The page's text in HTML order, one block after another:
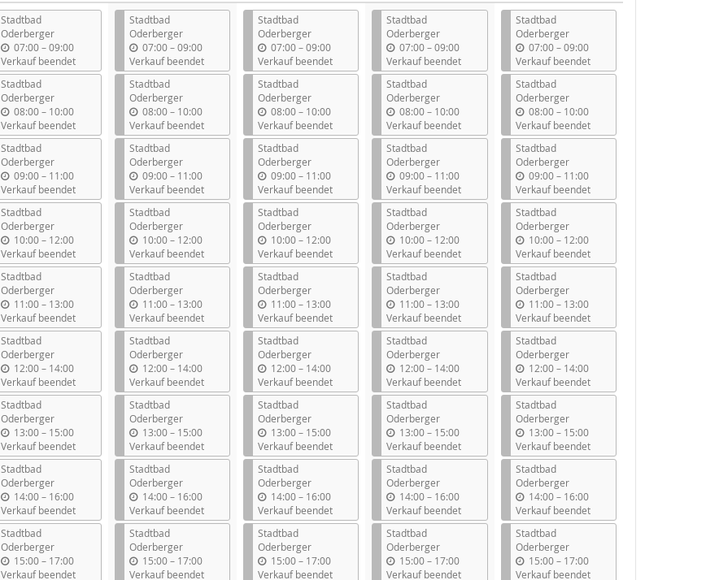
Stadtbad
Oderberger
07:00 –b
i
s
09:00
Verkauf beendet
Stadtbad
Oderberger
08:00 –b
i
s
10:00
Verkauf beendet
Stadtbad
Oderberger
09:00 –b
i
s
11:00
Verkauf beendet
Stadtbad
Oderberger
10:00 –b
i
s
12:00
Verkauf beendet
Stadtbad
Oderberger
11:00 –b
i
s
13:00
Verkauf beendet
Stadtbad
Oderberger
12:00 –b
i
s
14:00
Verkauf beendet
Stadtbad
Oderberger
13:00 –b
i
s
15:00
Verkauf beendet
Stadtbad
Oderberger
14:00 –b
i
s
16:00
Verkauf beendet
Stadtbad
Oderberger
15:00 –b
i
17:00
Verkauf beendet
Stadtbad
Oderberger
07:00–b
i
s
09:00
Verkauf beendet
Stadtbad
Oderberger
08:00–b
i
s
10:00
Verkauf beendet
Stadtbad
Oderberger
09:00–b
i
s
11:00
Verkauf beendet
Stadtbad
Oderberger
10:00–b
i
s
12:00
Verkauf beendet
Stadtbad
Oderberger
11:00–b
i
s
13:00
Verkauf beendet
Stadtbad
Oderberger
12:00–b
i
s
14:00
Verkauf beendet
Stadtbad
Oderberger
13:00–b
i
s
15:00
Verkauf beendet
Stadtbad
Oderberger
14:00–b
i
s
16:00
Verkauf beendet
Stadtbad
Oderberger
15:00–b
i
17:00
Verkauf beendet
Stadtbad
Oderberger
07:00–b
i
s
09:00
Verkauf beendet
Stadtbad
Oderberger
08:00–b
i
s
10:00
Verkauf beendet
Stadtbad
Oderberger
09:00–b
i
s
11:00
Verkauf beendet
Stadtbad
Oderberger
10:00–b
i
s
12:00
Verkauf beendet
Stadtbad
Oderberger
11:00–b
i
s
13:00
Verkauf beendet
Stadtbad
Oderberger
12:00–b
i
s
14:00
Verkauf beendet
Stadtbad
Oderberger
13:00–b
i
s
15:00
Verkauf beendet
Stadtbad
Oderberger
14:00–b
i
s
16:00
Verkauf beendet
Stadtbad
Oderberger
15:00–b
i
17:00
Verkauf beendet
Stadtbad
Oderberger
07:00 –b
i
s
09:00
Verkauf beendet
Stadtbad
Oderberger
08:00 –b
i
s
10:00
Verkauf beendet
Stadtbad
Oderberger
09:00 –b
i
s
11:00
Verkauf beendet
Stadtbad
Oderberger
10:00 –b
i
s
12:00
Verkauf beendet
Stadtbad
Oderberger
11:00 –b
i
s
13:00
Verkauf beendet
Stadtbad
Oderberger
12:00 –b
i
s
14:00
Verkauf beendet
Stadtbad
Oderberger
13:00 –b
i
s
15:00
Verkauf beendet
Stadtbad
Oderberger
14:00 –b
i
s
16:00
Verkauf beendet
Stadtbad
Oderberger
15:00 –b
i
17:00
Verkauf beendet
Stadtbad
Oderberger
07:00 –b
i
s
09:00
Verkauf beendet
Stadtbad
Oderberger
08:00 –b
i
s
10:00
Verkauf beendet
Stadtbad
Oderberger
09:00 –b
i
s
11:00
Verkauf beendet
Stadtbad
Oderberger
10:00 –b
i
s
12:00
Verkauf beendet
Stadtbad
Oderberger
11:00 –b
i
s
13:00
Verkauf beendet
Stadtbad
Oderberger
12:00 –b
i
s
14:00
Verkauf beendet
Stadtbad
Oderberger
13:00 –b
i
s
15:00
Verkauf beendet
Stadtbad
Oderberger
14:00 –b
i
s
16:00
Verkauf beendet
Stadtbad
Oderberger
15:00 –b
i
17:00
Verkauf beendet